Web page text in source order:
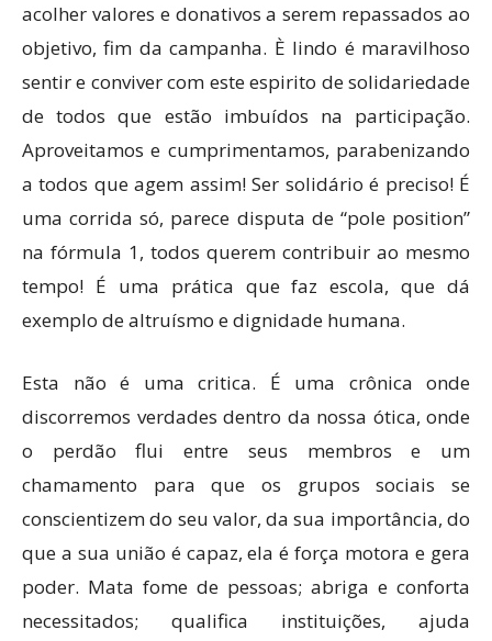
acolher valores e donativos a serem repassados ao
objetivo, fim da campanha. È lindo é maravilhoso
sentir e conviver com este espirito de solidariedade
de todos que estão imbuídos na participação.
Aproveitamos e cumprimentamos, parabenizando
a todos que agem assim! Ser solidário é preciso! É
uma corrida só, parece disputa de “pole position”
na fórmula 1, todos querem contribuir ao mesmo
tempo! É uma prática que faz escola, que dá
exemplo de altruísmo e dignidade humana.
Esta não é uma critica. É uma crônica onde
discorremos verdades dentro da nossa ótica, onde
o perdão flui entre seus membros e um
chamamento para que os grupos sociais se
conscientizem do seu valor, da sua importância, do
que a sua união é capaz, ela é força motora e gera
poder. Mata fome de pessoas; abriga e conforta
necessitados; qualifica instituições, ajuda